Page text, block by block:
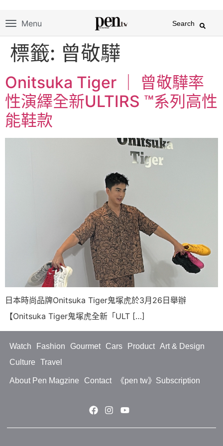
Menu Search
標籤: 曾敬驊
Onitsuka Tiger ｜ 曾敬驊率
性演繹全新ULTIRS ™系列高性
能鞋款
日本時尚品牌Onitsuka Tiger鬼塚虎於3月26日舉辦
【Onitsuka Tiger鬼塚虎全新「ULT […]
Watch Fashion Gourmet Cars Product
Art & Design
Culture
Travel
About Pen Magzine Contact 《pen tw》Subscription